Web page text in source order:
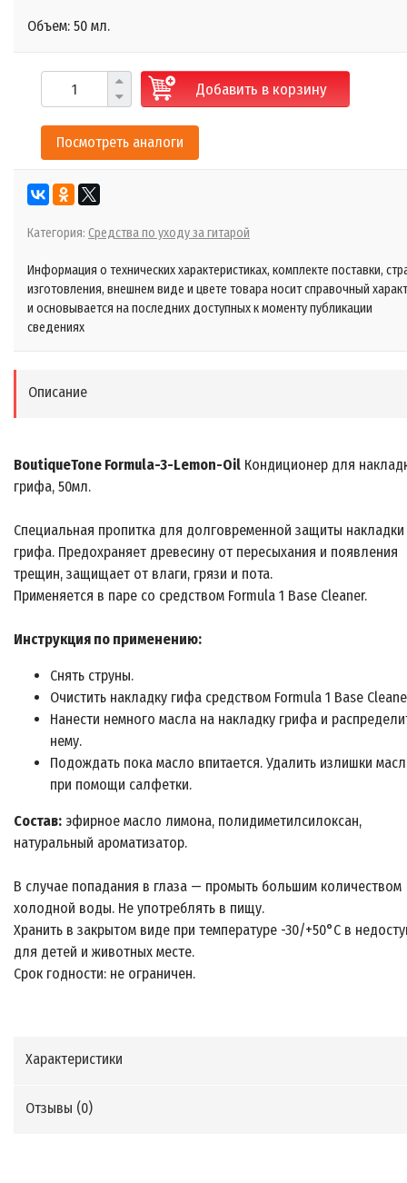
Объем: 50 мл.
Добавить в корзину
Посмотреть аналоги
Категория: Средства по уходу за гитарой
Информация о технических характеристиках, комплекте поставки,
изготовления, внешнем виде и цвете товара носит справочный
и основывается на последних доступных к моменту публикации
сведениях
Описание
BoutiqueTone Formula-3-Lemon-Oil Кондиционер для
грифа, 50мл.
Специальная пропитка для долговременной защиты накладки
грифа. Предохраняет древесину от пересыхания и появления
трещин, защищает от влаги, грязи и пота.
Применяется в паре со средством Formula 1 Base Cleaner.
Инструкция по применению:
Снять струны.
Очистить накладку гифа средством Formula 1 Base
Нанести немного масла на накладку грифа и
нему.
Подождать пока масло впитается. Удалить излишки
при помощи салфетки.
Состав: эфирное масло лимона, полидиметилсилоксан,
натуральный ароматизатор.
В случае попадания в глаза — промыть большим количеством
холодной воды. Не употреблять в пищу.
Хранить в закрытом виде при температуре -30/+50°C в
для детей и животных месте.
Срок годности: не ограничен.
Характеристики
Отзывы (0)